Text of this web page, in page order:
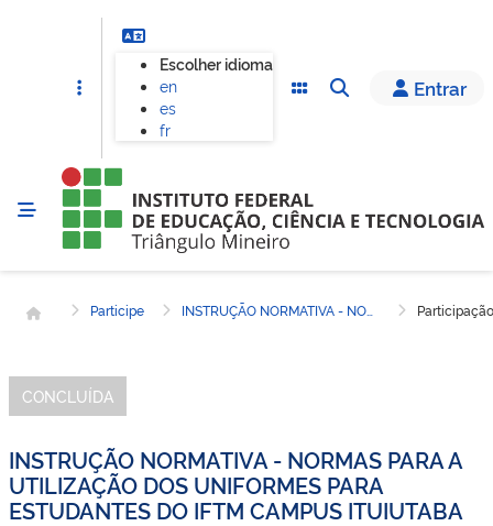
Escolher idioma
en
es
fr
Entrar
Página inicial
Participe Participação
CONCLUÍDA
INSTRUÇÃO NORMATIVA - NORMAS PARA A
UTILIZAÇÃO DOS UNIFORMES PARA
ESTUDANTES DO IFTM CAMPUS ITUIUTABA